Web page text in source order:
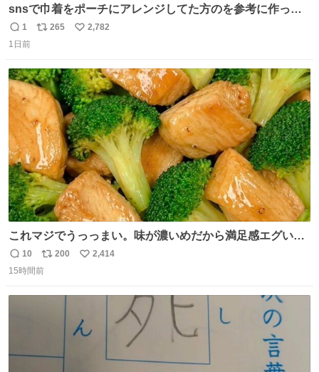
snsで巾着をポーチにアレンジしてた方のを参考に作って
みました🧵 裁縫は得意でないので、ザクザクの目測で縫い
ましたので悪しからず🙏🏻 裏地は人魚のウロコ風な柄にし
に入り⭐️
返
信
1
リ
ト
数
265
い
数
2,782
1日前
これマジでうっっまい。味が濃いめだから満足感エグいし
1週間で3キロ痩せた😭
返
信
10
リ
ポ
200
い
2,414
15時間前